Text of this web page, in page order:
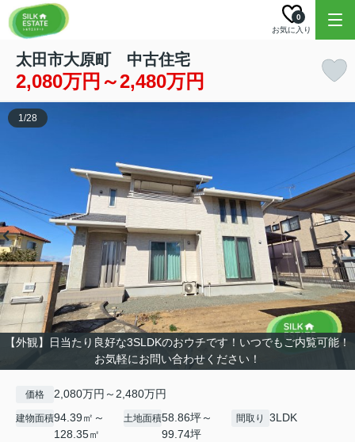
お気に入り
0
太田市大原町 中古住宅
2,080万円～2,480万円
【外観】日当たり良好な3SLDKのおウチです！いつでもご内覧可能！
お気軽にお問い合わせください！
1/28
価格 2,080万円～2,480万円
建物面積94.39㎡～
128.35㎡
土地面積58.86坪～
99.74坪
間取り 3LDK